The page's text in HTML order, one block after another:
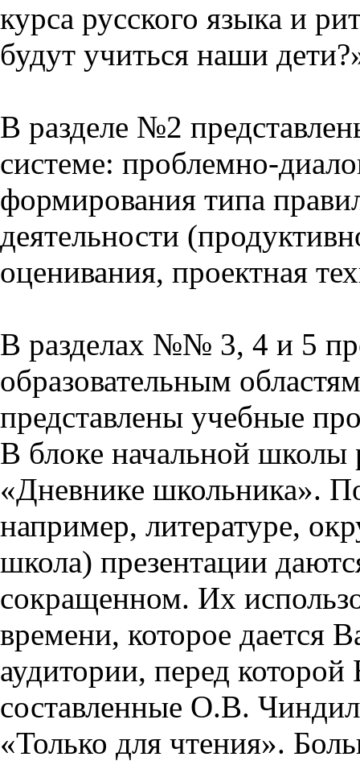
курса русского языка и
будут учиться наши
В разделе №2
системе: проблемно-
формирования типа
деятельности
оценивания, проектная
В разделах №№ 3, 4 и 5
образовательным
представлены учебные
В блоке начальной школы
«Дневнике школьника».
например, литературе,
школа) презентации
сокращенном. Их
времени, которое дается
аудитории, перед
составленные О.В.
«Только для чтения».